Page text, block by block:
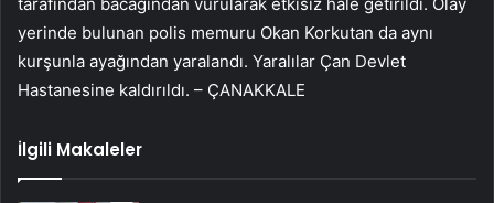
yerinde bulunan polis memuru Okan Korkutan da aynı
kurşunla ayağından yaralandı. Yaralılar Çan Devlet
Hastanesine kaldırıldı. – ÇANAKKALE
İlgili Makaleler